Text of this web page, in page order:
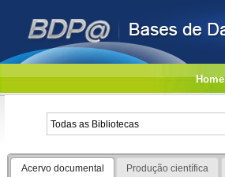
Home
Acervo documental Produção científica